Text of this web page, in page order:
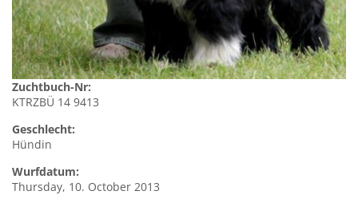
Zuchtbuch-Nr:
KTRZBÜ 14 9413
Geschlecht:
Hündin
Wurfdatum:
Thursday, 10. October 2013